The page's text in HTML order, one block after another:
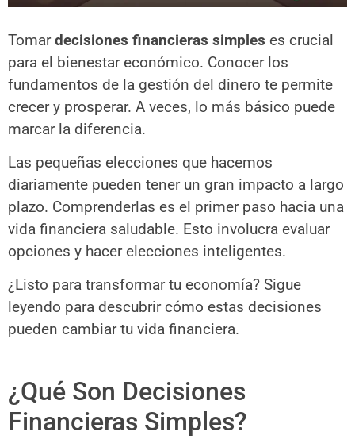
Tomardecisiones financieras simples es crucial
para el bienestar económico. Conocer los
fundamentos de la gestión del dinero te permite
crecer y prosperar. A veces, lo más básico puede
marcar la diferencia.
Las pequeñas elecciones que hacemos
diariamente pueden tener un gran impacto a largo
plazo. Comprenderlas es el primer paso hacia una
vida financiera saludable. Esto involucra evaluar
opciones y hacer elecciones inteligentes.
¿Listo para transformar tu economía? Sigue
leyendo para descubrir cómo estas decisiones
pueden cambiar tu vida financiera.
¿Qué Son Decisiones
Financieras Simples?